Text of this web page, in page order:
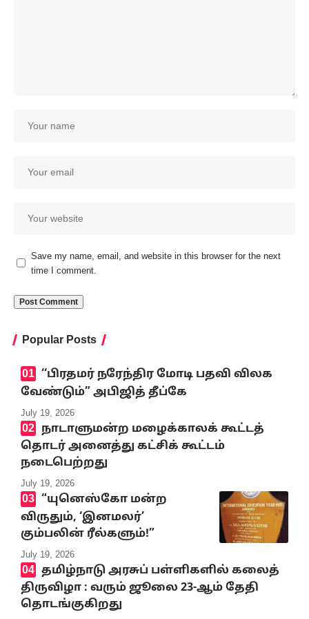
Save my name, email, and website in this browser for the next
time I comment.
Popular Posts
‘‘பிரதமர் நரேந்திர மோடி பதவி விலக
வேண்டும்” அபிஜித் தீப்கே
July 19, 2026
நாடாளுமன்ற மழைக்காலக் கூட்டத்
தொடர் அனைத்து கட்சிக் கூட்டம்
நடைபெற்றது
July 19, 2026
“யுனெஸ்கோ மன்ற
விருதும், ‘இனமலர்’
கும்பலின் ரீல்களும்!”
July 19, 2026
தமிழ்நாடு அரசுப் பள்ளிகளில் கலைத்
திருவிழா : வரும் ஜூலை 23-ஆம் தேதி
தொடங்குகிறது